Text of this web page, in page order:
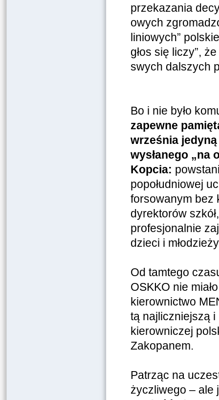
przekazania
owych
liniowych”
głos się liczy”,
swych dalszych
Bo i nie było
zapewne
września
wysłanego „na
Kopcia:
popołudniowej
forsowanym bez
dyrektorów
profesjonalnie
dzieci i
Od tamtego
OSKKO nie
kierownictwo
tą najliczniejszą
kierowniczej
Zakopanem.
Patrząc na
życzliwego –